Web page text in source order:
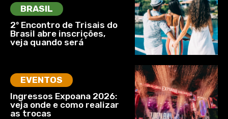
BRASIL
2º Encontro de Trisais do
Brasil abre inscrições,
veja quando será
EVENTOS
Ingressos Expoana 2026:
veja onde e como realizar
as trocas